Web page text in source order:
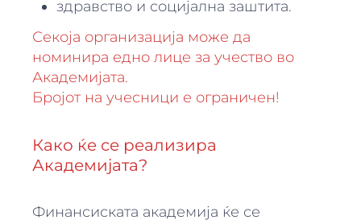
здравство и социјална заштита.
Секоја организација може да
номинира едно лице за учество во
Академијата.
Бројот на учесници е ограничен!
Како ќе се реализира
Академијата?
Финансиската академија ќе се